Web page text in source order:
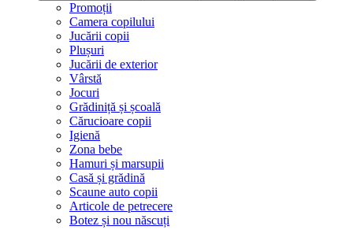
Promoții
Camera copilului
Jucării copii
Plușuri
Jucării de exterior
Vârstă
Jocuri
Grădiniță și școală
Cărucioare copii
Igienă
Zona bebe
Hamuri și marsupii
Casă și grădină
Scaune auto copii
Articole de petrecere
Botez și nou născuți